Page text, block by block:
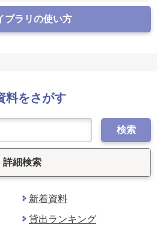
ブラリの使い方
料をさがす
検索
詳細検索
新着資料
貸出ランキング